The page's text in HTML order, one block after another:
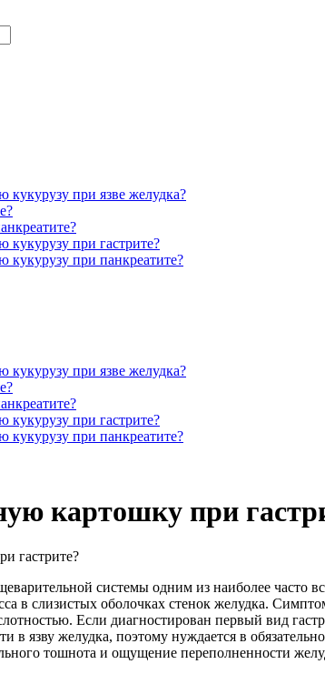
при язве желудка?
при гастрите?
при панкреатите?
при язве желудка?
при гастрите?
при панкреатите?
картошку при
системы одним из наиболее часто
в слизистых оболочках стенок желудка.
Если диагностирован первый вид
в язву желудка, поэтому нуждается в
тошнота и ощущение переполненности